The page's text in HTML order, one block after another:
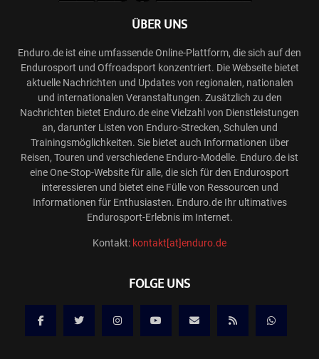
ÜBER UNS
Enduro.de ist eine umfassende Online-Plattform, die sich auf den
Endurosport und Offroadsport konzentriert. Die Webseite bietet
aktuelle Nachrichten und Updates von regionalen, nationalen
und internationalen Veranstaltungen. Zusätzlich zu den
Nachrichten bietet Enduro.de eine Vielzahl von Dienstleistungen
an, darunter Listen von Enduro-Strecken, Schulen und
Trainingsmöglichkeiten. Sie bietet auch Informationen über
Reisen, Touren und verschiedene Enduro-Modelle. Enduro.de ist
eine One-Stop-Website für alle, die sich für den Endurosport
interessieren und bietet eine Fülle von Ressourcen und
Informationen für Enthusiasten. Enduro.de Ihr ultimatives
Endurosport-Erlebnis im Internet.
Kontakt: kontakt[at]enduro.de
FOLGE UNS